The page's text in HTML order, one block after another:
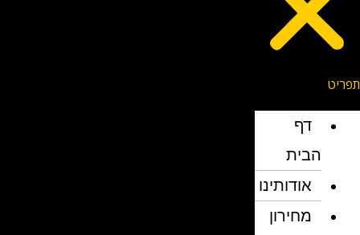
דף
הבית
אודותינו
מחירון